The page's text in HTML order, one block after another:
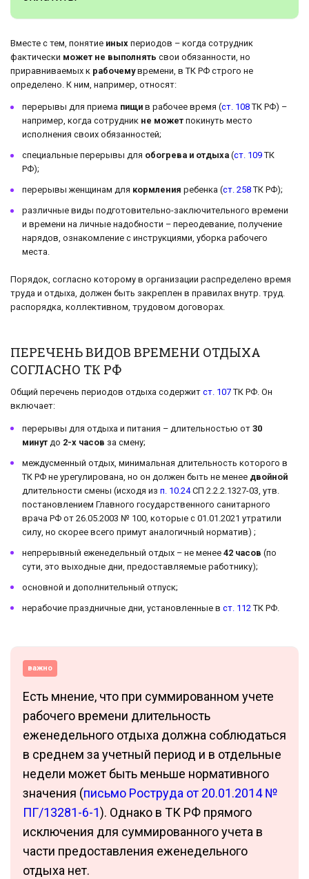
Вместе с тем, понятие иных периодов – когда сотрудник
фактически может не выполнять свои обязанности, но
приравниваемых к рабочемувремени, в ТК РФ строго не
определено. К ним, например, относят:
перерывы для приема пищи в рабочее время (ст. 108 ТК РФ) –
например, когда сотрудник не может покинуть место
исполнения своих обязанностей;
специальные перерывы для обогрева и отдыха (ст. 109 ТК
РФ);
перерывы женщинам для кормления ребенка (ст. 258 ТК РФ);
различные виды подготовительно-заключительного времени
и времени на личные надобности – переодевание, получение
нарядов, ознакомление с инструкциями, уборка рабочего
места.
Порядок, согласно которому в организации распределено время
труда и отдыха, должен быть закреплен в правилах внутр. труд.
распорядка, коллективном, трудовом договорах.
ПЕРЕЧЕНЬ ВИДОВ ВРЕМЕНИ ОТДЫХА
СОГЛАСНО ТК РФ
Общий перечень периодов отдыха содержит ст. 107 ТК РФ. Он
включает:
перерывы для отдыха и питания – длительностью от 30
минут до 2-х часов за смену;
междусменный отдых, минимальная длительность которого в
ТК РФ не урегулирована, но он должен быть не менее двойной
длительности смены (исходя из п. 10.24СП 2.2.2.1327-03, утв.
постановлением Главного государственного санитарного
врача РФ от 26.05.2003 № 100, которые с 01.01.2021 утратили
силу, но скорее всего примут аналогичный норматив) ;
непрерывный еженедельный отдых – не менее 42 часов (по
сути, это выходные дни, предоставляемые работнику);
основной и дополнительный отпуск;
нерабочие праздничные дни, установленные в ст. 112 ТК РФ.
важно
Есть мнение, что при суммированном учете
рабочего времени длительность
еженедельного отдыха должна соблюдаться
в среднем за учетный период и в отдельные
недели может быть меньше нормативного
значения (письмо Роструда от 20.01.2014 №
ПГ/13281-6-1). Однако в ТК РФ прямого
исключения для суммированного учета в
части предоставления еженедельного
отдыха нет.